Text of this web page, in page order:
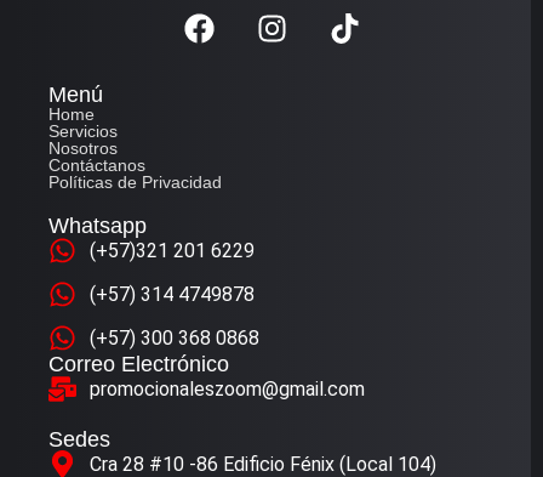
Menú
Home
Servicios
Nosotros
Contáctanos
Políticas de Privacidad
Whatsapp
(+57)321 201 6229
(+57) 314 4749878
(+57) 300 368 0868
Correo Electrónico
promocionaleszoom@gmail.com
Sedes
Cra 28 #10 -86 Edificio Fénix (Local 104)